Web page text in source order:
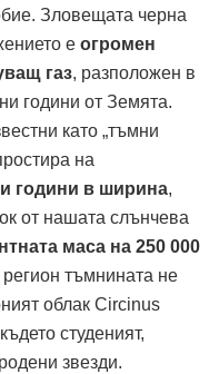
Зловещата черна
е огромен
газ, разположен в
години от Земята.
като „тъмни
на
години в ширина,
от нашата слънчева
маса на 250 000
тъмнината не
облак Circinus
студеният,
звезди.